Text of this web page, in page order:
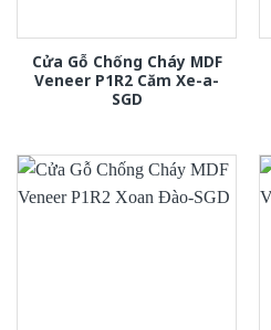
Cửa Gỗ Chống Cháy MDF
Veneer P1R2 Căm Xe-a-
SGD